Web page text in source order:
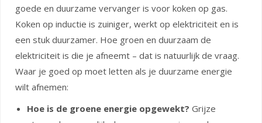
goede en duurzame vervanger is voor koken op gas.
Koken op inductie is zuiniger, werkt op elektriciteit en is
een stuk duurzamer. Hoe groen en duurzaam de
elektriciteit is die je afneemt – dat is natuurlijk de vraag.
Waar je goed op moet letten als je duurzame energie
wilt afnemen:
Hoe is de groene energie opgewekt? Grijze